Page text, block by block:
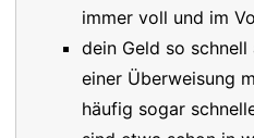
immer voll und im
dein Geld so
einer Überweisung
häufig sogar